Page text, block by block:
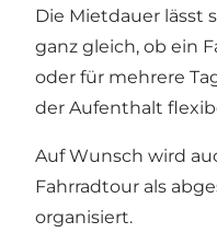
Die Mietdauer lässt
ganz gleich, ob ein
oder für mehrere
der Aufenthalt
Auf Wunsch wird
Fahrradtour als
organisiert.